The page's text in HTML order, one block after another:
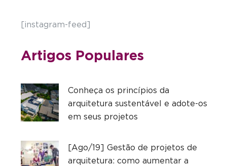
[instagram-feed]
Artigos Populares
Conheça os princípios da
arquitetura sustentável e adote-os
em seus projetos
[Ago/19] Gestão de projetos de
arquitetura: como aumentar a